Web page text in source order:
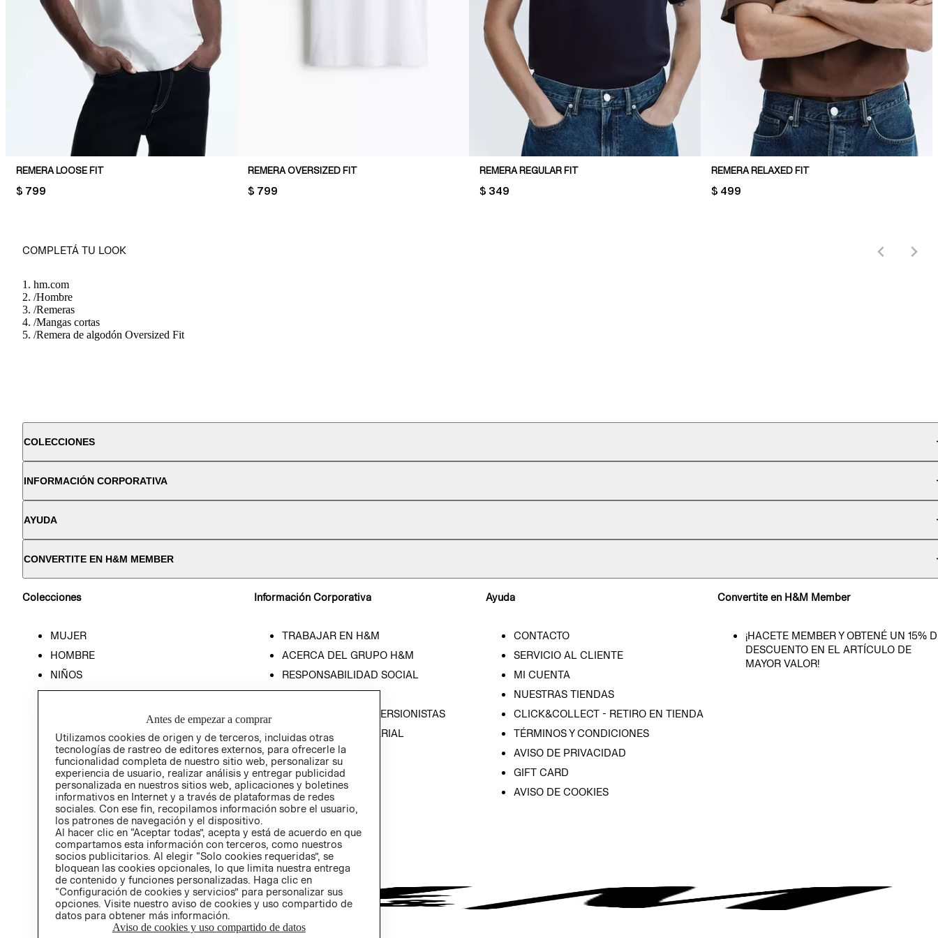
REMERA LOOSE FIT
PRICE:
$ 799
REMERA OVERSIZED FIT
PRICE:
$ 799
REMERA REGULAR FIT
PRICE:
$ 349
REMERA RELAXED FIT
PRICE:
$ 499
COMPLETÁ TU LOOK
hm.com
/Hombre
/Remeras
/Mangas cortas
/Remera de algodón Oversized Fit
COLECCIONES
INFORMACIÓN CORPORATIVA
AYUDA
CONVERTITE EN H&M MEMBER
Colecciones
MUJER
HOMBRE
NIÑOS
HOME
Información Corporativa
TRABAJAR EN H&M
ACERCA DEL GRUPO H&M
RESPONSABILIDAD SOCIAL
PRENSA
RELACIÓN CON INVERSIONISTAS
POLÍTICA EMPRESARIAL
Ayuda
CONTACTO
SERVICIO AL CLIENTE
MI CUENTA
NUESTRAS TIENDAS
CLICK&COLLECT - RETIRO EN TIENDA
TÉRMINOS Y CONDICIONES
AVISO DE PRIVACIDAD
GIFT CARD
AVISO DE COOKIES
Convertite en H&M Member
¡HACETE MEMBER Y OBTENÉ UN 15%
DESCUENTO EN EL ARTÍCULO DE
MAYOR VALOR!
Antes de empezar a comprar
Utilizamos cookies de origen y de terceros, incluidas otras
tecnologías de rastreo de editores externos, para ofrecerle la
funcionalidad completa de nuestro sitio web, personalizar su
experiencia de usuario, realizar análisis y entregar publicidad
personalizada en nuestros sitios web, aplicaciones y boletines
informativos en Internet y a través de plataformas de redes
sociales. Con ese fin, recopilamos información sobre el usuario,
los patrones de navegación y el dispositivo.
Al hacer clic en “Aceptar todas”, acepta y está de acuerdo en que
compartamos esta información con terceros, como nuestros
socios publicitarios. Al elegir “Solo cookies requeridas”, se
bloquean las cookies opcionales, lo que limita nuestra entrega
de contenido y funciones personalizadas. Haga clic en
“Configuración de cookies y servicios” para personalizar sus
opciones. Visite nuestro aviso de cookies y uso compartido de
datos para obtener más información.
Aviso de cookies y uso compartido de datos